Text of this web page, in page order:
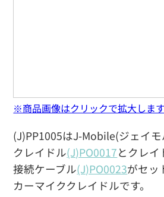
(J)PP1005はJ-Mobile(ジェイ
クレイドル(J)PO0017とクレイ
接続ケーブル(J)PO0023がセッ
カーマイククレイドルです。
※商品画像はクリックで拡大します